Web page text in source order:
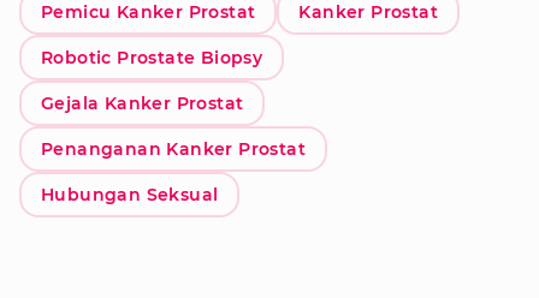
Pemicu Kanker Prostat Kanker Prostat
Robotic Prostate Biopsy
Gejala Kanker Prostat
Penanganan Kanker Prostat
Hubungan Seksual